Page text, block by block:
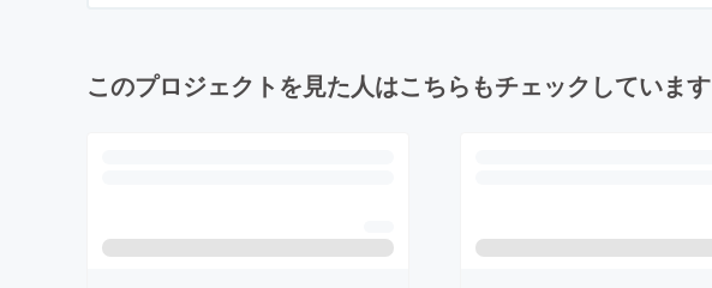
このプロジェクトを見た人はこちらもチェックしています